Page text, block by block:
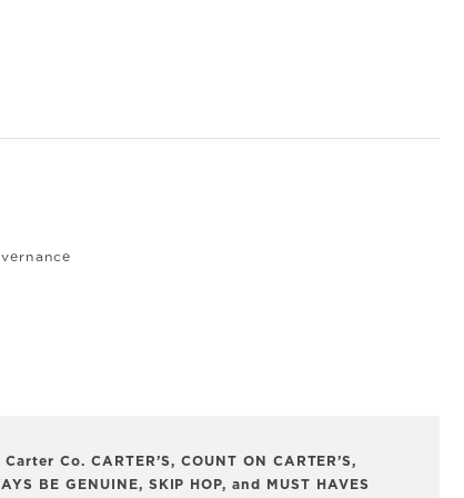
Co. CARTER’S, COUNT ON CARTER’S,
BE GENUINE, SKIP HOP, and MUST HAVES